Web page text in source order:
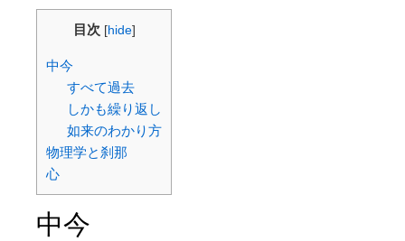
目次 [hide]
中今
すべて過去
しかも繰り返し
如来のわかり方
物理学と刹那
心
中今